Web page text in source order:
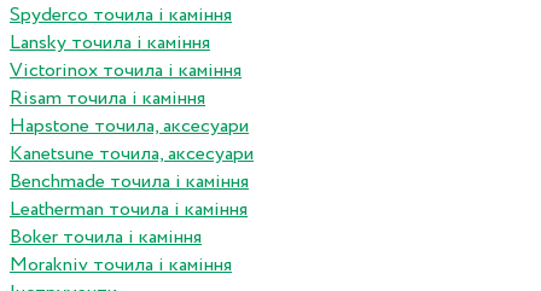
Spyderco точила і каміння
Lansky точила і каміння
Victorinox точила і каміння
Risam точила і каміння
Hapstone точила, аксесуари
Kanetsune точила, аксесуари
Benchmade точила і каміння
Leatherman точила і каміння
Boker точила і каміння
Morakniv точила і каміння